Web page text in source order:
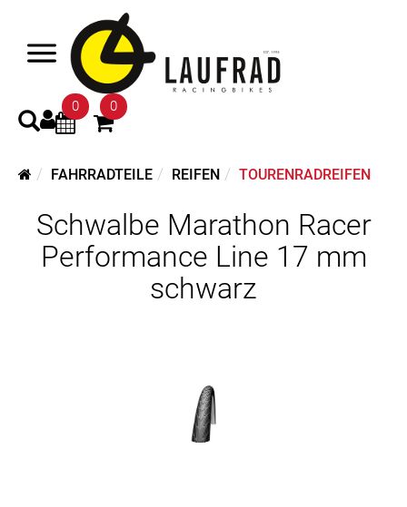
0 0
FAHRRADTEILE REIFEN TOURENRADREIFEN
Schwalbe Marathon Racer
Performance Line 17 mm
schwarz